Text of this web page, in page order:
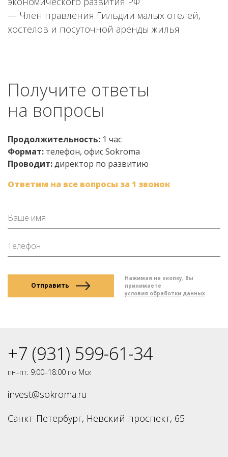
— Член правления Гильдии малых отелей,
хостелов и посуточной аренды жилья
Получите ответы
на вопросы
Продолжительность: 1 час
Формат: телефон, офис Sokroma
Проводит:директор по развитию
Ответим на все вопросы за 1 звонок
Отправить
Нажимая на кнопку, Вы
принимаете
условия обработки данных
+7 (931) 599-61-34
пн–пт: 9:00–18:00 по Мск
invest@sokroma.ru
Санкт-Петербург, Невский проспект, 65